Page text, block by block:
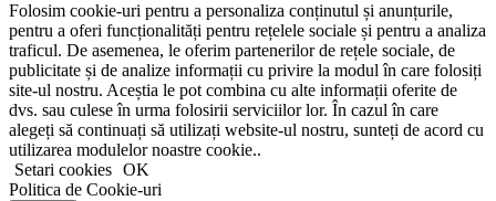
Folosim cookie-uri pentru a personaliza conținutul și anunțurile,
pentru a oferi funcționalități pentru rețelele sociale și pentru a analiza
traficul. De asemenea, le oferim partenerilor de rețele sociale, de
publicitate și de analize informații cu privire la modul în care folosiți
site-ul nostru. Aceștia le pot combina cu alte informații oferite de
dvs. sau culese în urma folosirii serviciilor lor. În cazul în care
alegeți să continuați să utilizați website-ul nostru, sunteți de acord cu
utilizarea modulelor noastre cookie..
Setari cookies OK
Politica de Cookie-uri